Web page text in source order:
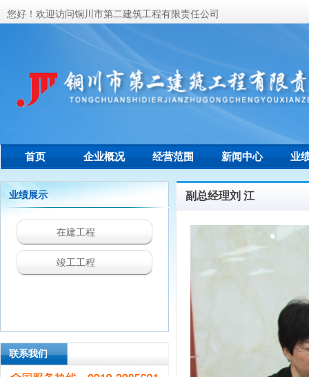
首页 企业概况 经营范围 新闻中心 业
您好！欢迎访问铜川市第二建筑工程有限责任公司
联系我们
副总经理刘 江
业绩展示
在建工程
竣工工程
联系我们